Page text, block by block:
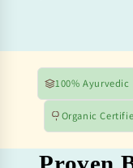
100% Ayurvedic
Organic